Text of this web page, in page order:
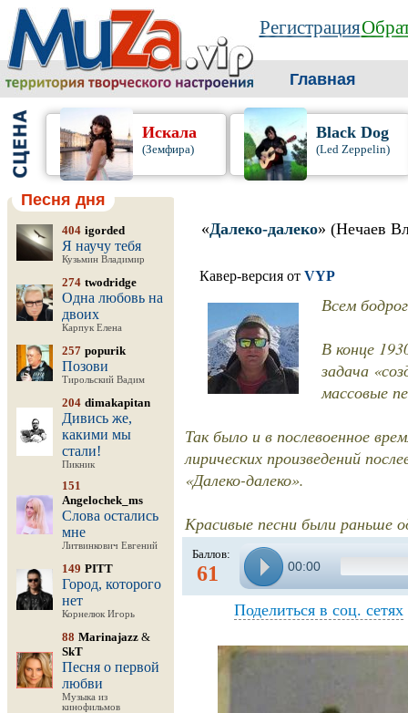
Регистрация
Главная
Искала
(Земфира)
Black Dog
(Led Zeppelin)
Песня дня
404 igorded
Я научу тебя
Кузьмин Владимир
274 twodridge
Одна любовь на
двоих
Карпук Елена
257 popurik
Позови
Тирольский Вадим
204 dimakapitan
Дивись же,
какими мы
стали!
Пикник
151
Angelochek_ms
Слова остались
мне
Литвинкович Евгений
149 PITT
Город, которого
нет
Корнелюк Игорь
88 Marinajazz &
SkT
Песня о первой
любви
Музыка из
кинофильмов
«Далеко-далеко» (Нечаев
Кавер-версия от VYP
Всем
В конце
задача
массовые
Так было и в послевоенное
лирических произведений
«Далеко-далеко».
Красивые песни были раньше
Баллов:
61 00:00
Поделиться в соц. сетях